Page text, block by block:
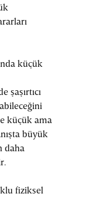
küçük
şaşırtıcı
küçük ama
büyük
daha
fiziksel